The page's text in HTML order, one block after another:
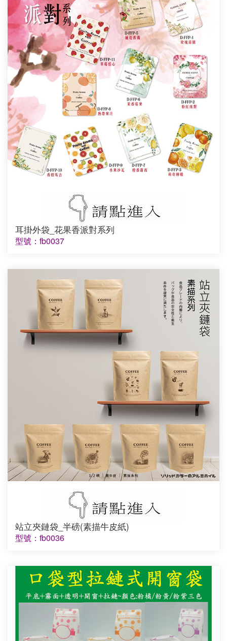
耳掛外袋_花果香派對系列
型號：fb0037
站立夾鏈袋_半磅(素描牛皮紙)
型號：fb0036